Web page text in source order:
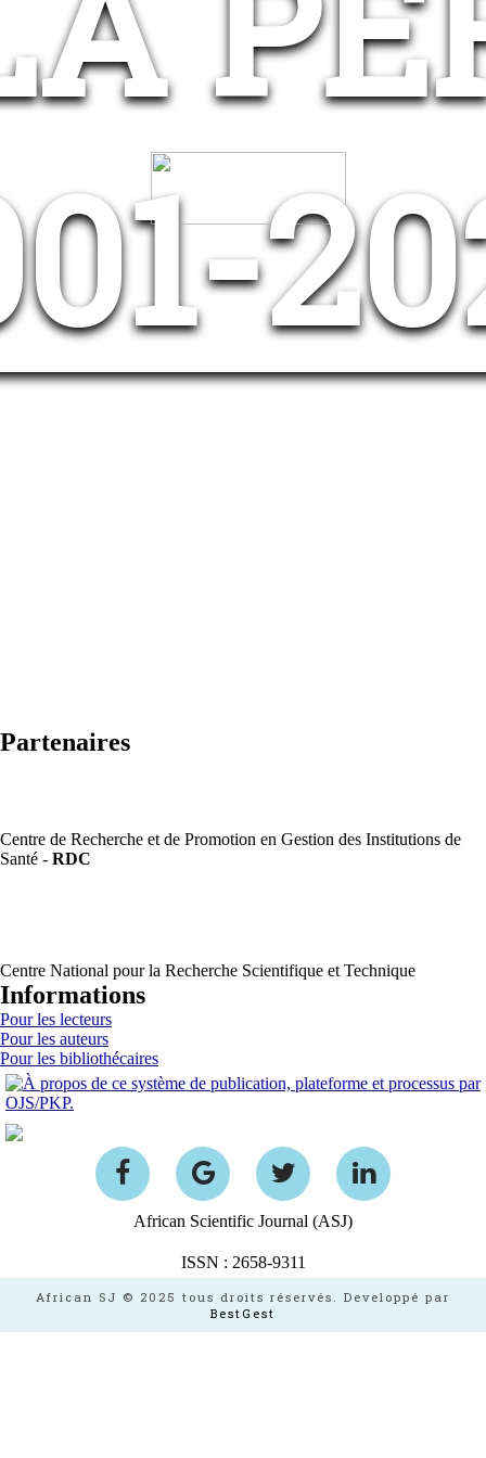
Partenaires
Centre de Recherche et de Promotion en Gestion des Institutions de
Santé - RDC
Centre National pour la Recherche Scientifique et Technique
Informations
Pour les lecteurs
Pour les auteurs
Pour les bibliothécaires
African Scientific Journal (ASJ)
ISSN : 2658-9311
African SJ © 2025 tous droits réservés. Developpé par
BestGest